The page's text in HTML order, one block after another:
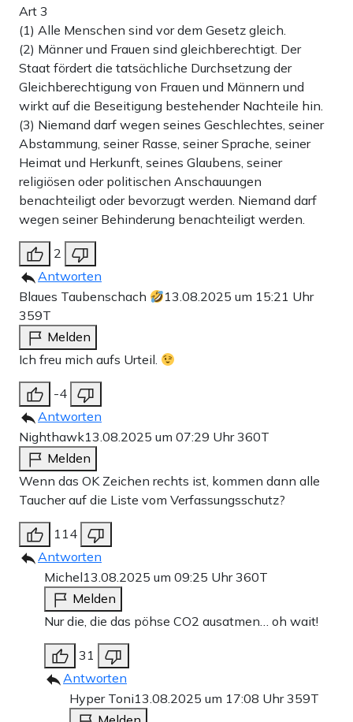
Art 3
(1) Alle Menschen sind vor dem Gesetz gleich.
(2) Männer und Frauen sind gleichberechtigt. Der
Staat fördert die tatsächliche Durchsetzung der
Gleichberechtigung von Frauen und Männern und
wirkt auf die Beseitigung bestehender Nachteile hin.
(3) Niemand darf wegen seines Geschlechtes, seiner
Abstammung, seiner Rasse, seiner Sprache, seiner
Heimat und Herkunft, seines Glaubens, seiner
religiösen oder politischen Anschauungen
benachteiligt oder bevorzugt werden. Niemand darf
wegen seiner Behinderung benachteiligt werden.
2
Antworten
Blaues Taubenschach
13.08.2025 um 15:21 Uhr
359T
Melden
Ich freu mich aufs Urteil.
-4
Antworten
Nighthawk13.08.2025 um 07:29 Uhr360T
Melden
Wenn das OK Zeichen rechts ist, kommen dann alle
Taucher auf die Liste vom Verfassungsschutz?
114
Antworten
Michel13.08.2025 um 09:25 Uhr360T
Melden
Nur die, die das pöhse CO2 ausatmen… oh wait!
31
Antworten
Hyper Toni13.08.2025 um 17:08 Uhr359T